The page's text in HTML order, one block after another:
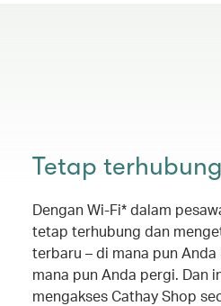
Tetap
Dengan Wi-Fi* dalam
tetap terhubung dan
terbaru – di mana pun
mana pun Anda pergi. Dan
mengakses Cathay Shop